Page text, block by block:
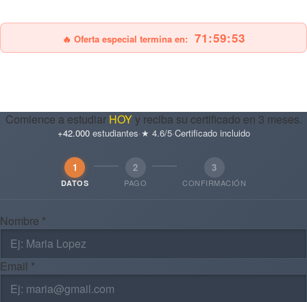
🔥 Oferta especial termina en: 71:59:52
Comience a estudiar HOYy reciba su certificado en 3 meses.
+42.000estudiantes·★ 4.6/5·Certificado incluido
1
DATOS
2
PAGO
3
CONFIRMACIÓN
Nombre *
Email *